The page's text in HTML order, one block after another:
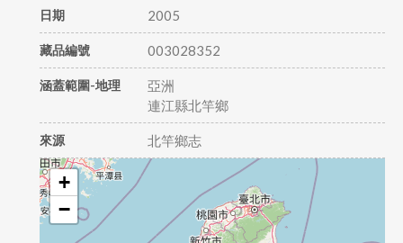
日期 2005
藏品編號 003028352
涵蓋範圍-地理
亞洲
連江縣北竿鄉
來源 北竿鄉志
+
−